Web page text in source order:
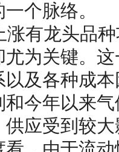
个脉络。
有龙头品
为关键。
及各种成
今年以来
应受到较